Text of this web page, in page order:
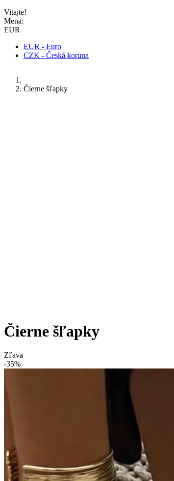
Vitajte!
Mena:
EUR
EUR - Euro
CZK - Česká koruna
Čierne šľapky
Čierne šľapky
Zľava
-35%